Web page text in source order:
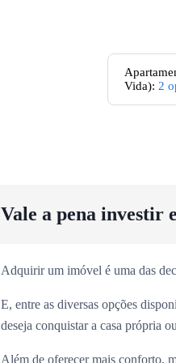
Vida): 2
Vale a pena investir
Adquirir um imóvel é uma das
E, entre as diversas opções
deseja conquistar a casa própria
Além de oferecer mais conforto,